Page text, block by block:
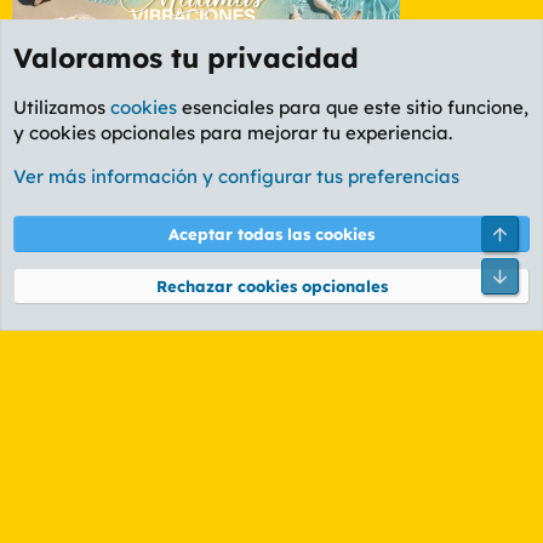
Foro General
Cookies
PL OLDSTYLE AMARILLO
Términos y reglas Política de privacidad Ayuda
Community platform by XenForo® © 2010-2026 XenForo Ltd.
Valoramos tu privacidad
Utilizamos cookies esenciales para que este sitio funcione,
y cookies opcionales para mejorar tu experiencia.
Ver más información y configurar tus preferencias
Aceptar todas las cookies
Rechazar cookies opcionales
Pie